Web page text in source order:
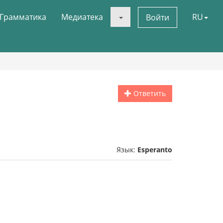
Грамматика Медиатека Войти RU
Ответить
Язык: Esperanto